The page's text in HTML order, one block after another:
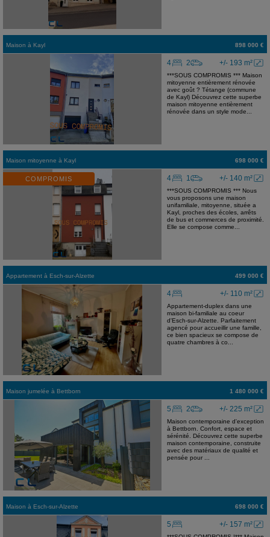
Maison à Kayl 898 000 €
+/- 193 m²
4 2
***SOUS COMPROMIS *** Maison
mitoyenne entièrement rénovée
avec goût ? Tétange (commune
de Kayl) Découvrez cette superbe
maison mitoyenne entièrement
rénovée dans un style mode...
Maison mitoyenne à Kayl 698 000 €
COMPROMIS +/- 140 m²
4 1
***SOUS COMPROMIS *** Nous
vous proposons une maison
unifamiliale, mitoyenne, située a
Kayl, proches des écoles, arrêts
de bus et commerces de proximité.
Elle se compose comme...
Appartement à Esch-sur-Alzette 499 000 €
+/- 110 m²
4
Appartement-duplex dans une
maison bi-familiale au coeur
d'Esch-sur-Alzette. Parfaitement
agencé pour accueillir une famille,
ce bien spacieux se compose de
quatre chambres à co...
Maison jumelée à Bettborn 1 480 000 €
+/- 225 m²
5 2
Maison contemporaine d'exception
à Bettborn. Confort, espace et
sérénité. Découvrez cette superbe
maison contemporaine, construite
avec des matériaux de qualité et
pensée pour ...
Maison à Esch-sur-Alzette 698 000 €
+/- 157 m²
5